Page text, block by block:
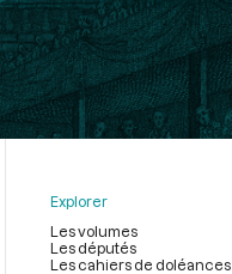
Explorer
Les volumes
Les députés
Les cahiers de doléances